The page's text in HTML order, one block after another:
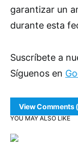
garantizar un
durante esta
Suscríbete a
Síguenos en
View Comments
YOU MAY ALSO LIKE